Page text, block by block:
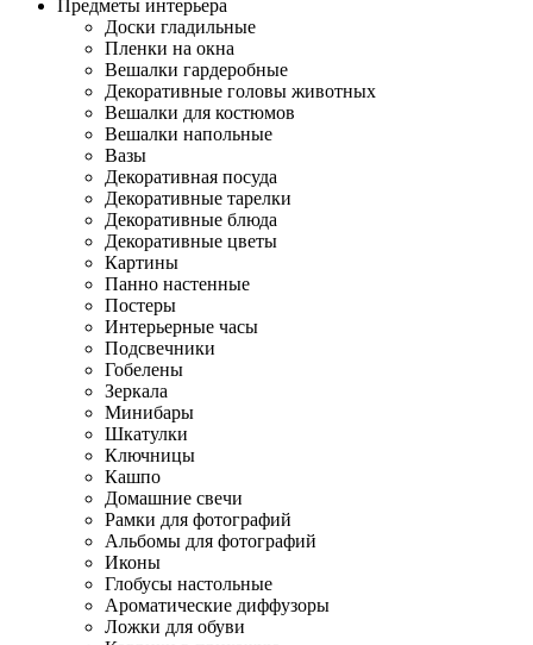
Предметы интерьера
Доски гладильные
Пленки на окна
Вешалки гардеробные
Декоративные головы животных
Вешалки для костюмов
Вешалки напольные
Вазы
Декоративная посуда
Декоративные тарелки
Декоративные блюда
Декоративные цветы
Картины
Панно настенные
Постеры
Интерьерные часы
Подсвечники
Гобелены
Зеркала
Минибары
Шкатулки
Ключницы
Кашпо
Домашние свечи
Рамки для фотографий
Альбомы для фотографий
Иконы
Глобусы настольные
Ароматические диффузоры
Ложки для обуви